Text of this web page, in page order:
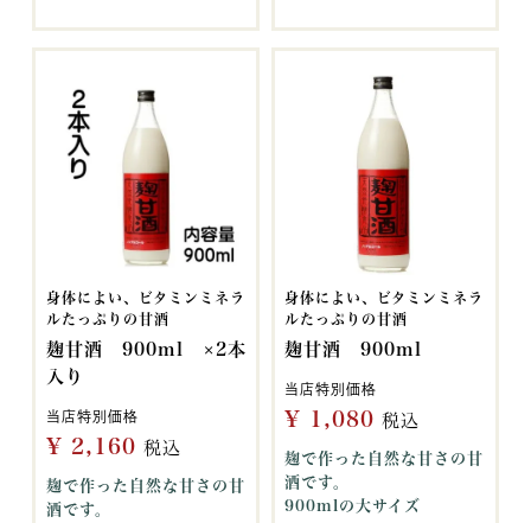
身体によい、ビタミンミネラ
ルたっぷりの甘酒
麹甘酒 900ml ×2本
入り
当店特別価格
¥ 2,160 税込
麹で作った自然な甘さの甘
酒です。
身体によい、ビタミンミネラ
ルたっぷりの甘酒
麹甘酒 900ml
当店特別価格
¥ 1,080 税込
麹で作った自然な甘さの甘
酒です。
900mlの大サイズ